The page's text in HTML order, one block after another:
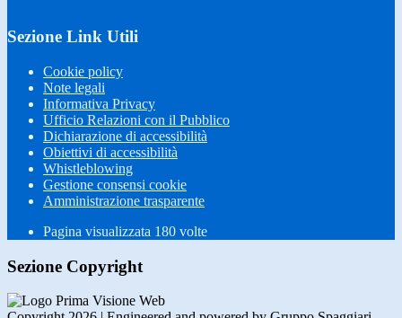
Sezione Link Utili
Cookie policy
Note legali
Informativa Privacy
Ufficio Relazioni con il Pubblico
Dichiarazione di accessibilità
Obiettivi di accessibilità
Whistleblowing
Gestione consensi cookie
Amministrazione trasparente
Pagina visualizzata 180 volte
Sezione Copyright